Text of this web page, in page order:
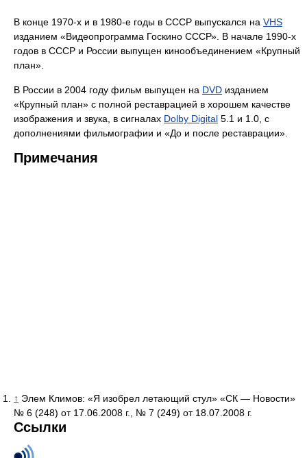
В конце 1970-х и в 1980-е годы в СССР выпускался на VHS
изданием «Видеопрограмма Госкино СССР». В начале 1990-х
годов в СССР и России выпущен кинообъединением «Крупный
план».
В России в 2004 году фильм выпущен на DVD изданием
«Крупный план» с полной реставрацией в хорошем качестве
изображения и звука, в сигналах Dolby Digital 5.1 и 1.0, с
дополнениями фильмографии и «До и после реставрации».
Примечания
↑ Элем Климов: «Я изобрел летающий стул» «СК — Новости»
№ 6 (248) от 17.06.2008 г., № 7 (249) от 18.07.2008 г.
Ссылки